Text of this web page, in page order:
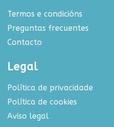
Termos e condicións
Preguntas frecuentes
Contacto
Legal
Política de privacidade
Política de cookies
Aviso legal